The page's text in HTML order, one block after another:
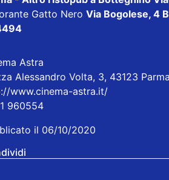
Gatto Nero Via Bogolese, 4
Astra
Alessandro Volta, 3, 43123
www.cinema-astra.it/
960554
il 06/10/2020